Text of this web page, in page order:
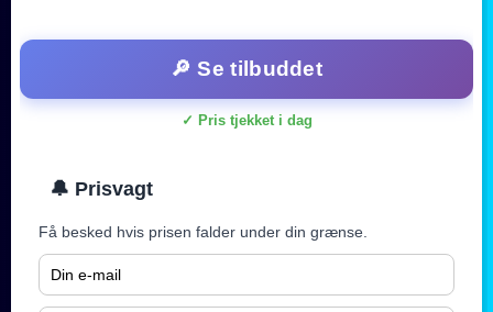
🔎 Se tilbuddet
✓ Pris tjekket i dag
🔔 Prisvagt
Få besked hvis prisen falder under din grænse.